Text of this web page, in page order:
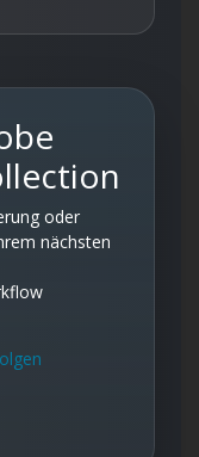
oder
nächsten